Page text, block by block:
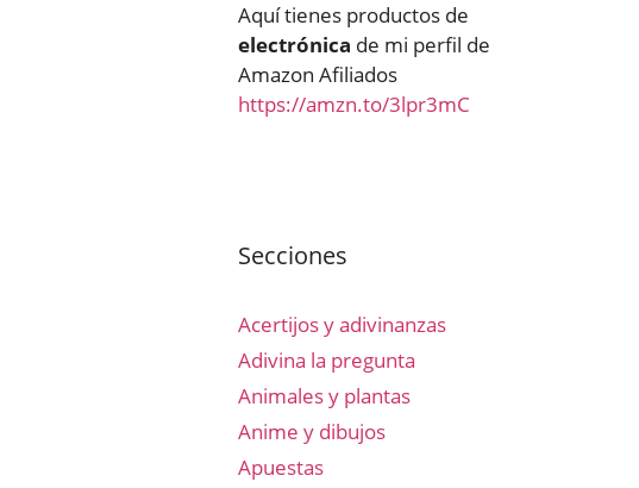
Aquí tienes productos de
electrónica de mi perfil de
Amazon Afiliados
https://amzn.to/3lpr3mC
Secciones
Acertijos y adivinanzas
Adivina la pregunta
Animales y plantas
Anime y dibujos
Apuestas